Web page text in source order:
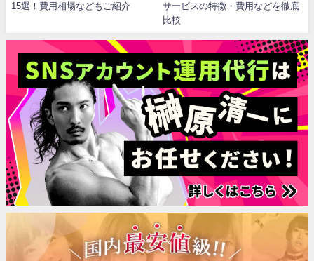
15選！費用相場などもご紹介
サービスの特徴・費用などを徹底
比較